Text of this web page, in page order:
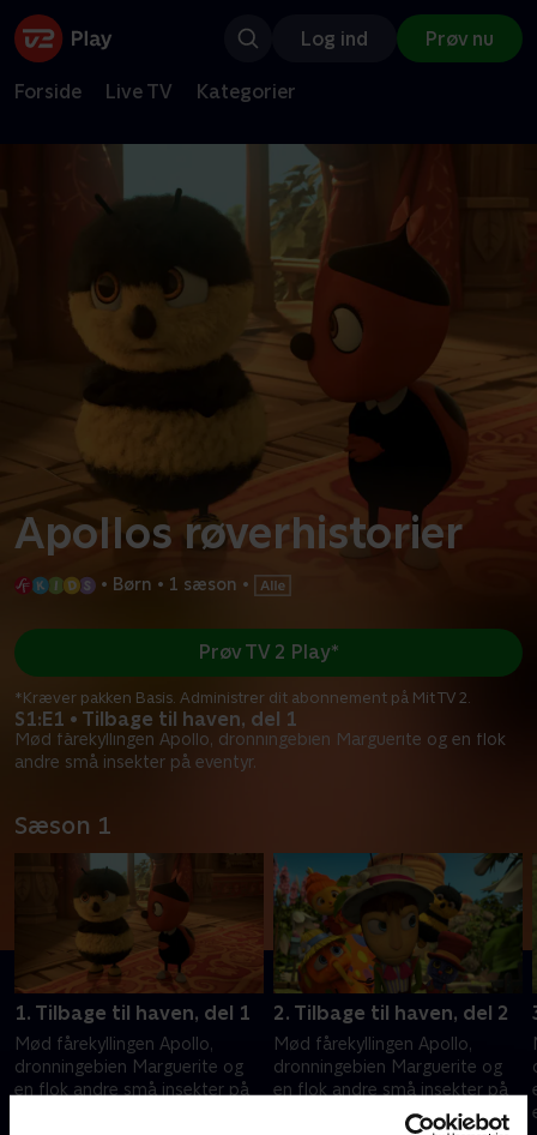
Log ind Prøv nu
Forside Live TV Kategorier
Apollos røverhistorier
• Børn • 1 sæson •
S1:E1 • Tilbage til haven, del 1
Mød fårekyllingen Apollo, dronningebien Marguerite og en flok
andre små insekter på eventyr.
Prøv TV 2 Play*
*Kræver pakken Basis. Administrer dit abonnement på Mit TV 2.
Sæson 1
1. Tilbage til haven, del 1
Mød fårekyllingen Apollo,
dronningebien Marguerite og
en flok andre små insekter på
2. Tilbage til haven, del 2
Mød fårekyllingen Apollo,
dronningebien Marguerite og
en flok andre små insekter på